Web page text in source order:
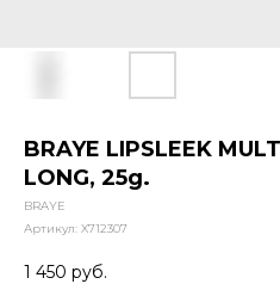
BRAYE LIPSLEEK
LONG, 25g.
BRAYE
Артикул: X712307
1 450 руб.